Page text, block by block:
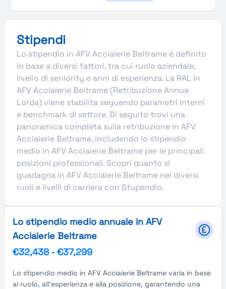
Stipendi
Lo stipendio in AFV Acciaierie Beltrame è definito
in base a diversi fattori, tra cui ruolo aziendale,
livello di seniority e anni di esperienza. La RAL in
AFV Acciaierie Beltrame (Retribuzione Annua
Lorda) viene stabilita seguendo parametri interni
e benchmark di settore. Di seguito trovi una
panoramica completa sulla retribuzione in AFV
Acciaierie Beltrame, includendo lo stipendio
medio in AFV Acciaierie Beltrame per le principali
posizioni professionali. Scopri quanto si
guadagna in AFV Acciaierie Beltrame nei diversi
ruoli e livelli di carriera con Stupendio.
Lo stipendio medio annuale in AFV
Acciaierie Beltrame
€32,438 -€37,299
Lo stipendio medio in AFV Acciaierie Beltrame varia in base
al ruolo, all'esperienza e alla posizione, garantendo una